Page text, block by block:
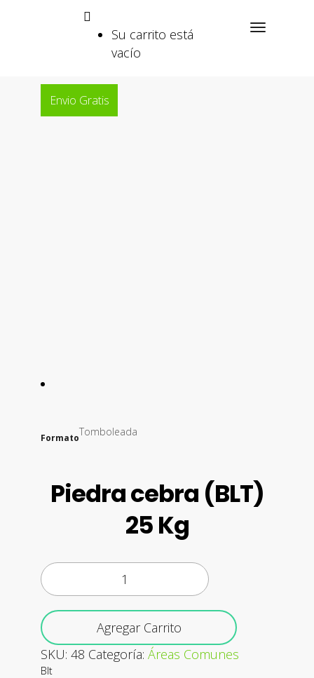
Su carrito está
vacío
Envio Gratis
FormatoTomboleada
Piedra cebra (BLT)
25 Kg
Agregar Carrito
SKU: 48 Categoría: Áreas Comunes
Blt